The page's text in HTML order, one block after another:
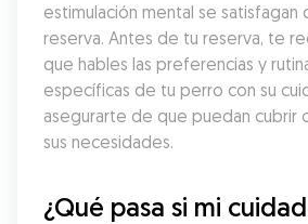
estimulación mental se satisfagan
reserva. Antes de tu reserva, te
que hables las preferencias y
específicas de tu perro con su
asegurarte de que puedan cubrir
sus necesidades.
¿Qué pasa si mi